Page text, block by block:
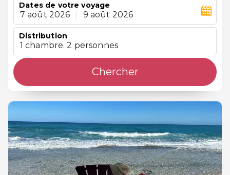
Dates de votre voyage
7 août 2026 9 août 2026
Distribution
1 chambre. 2 personnes
Chercher